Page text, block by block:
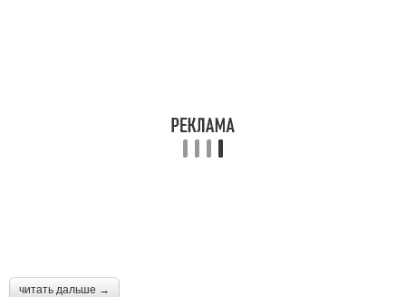
Костюмы на хеллоуин Костюмы для девочек
читать дальше →